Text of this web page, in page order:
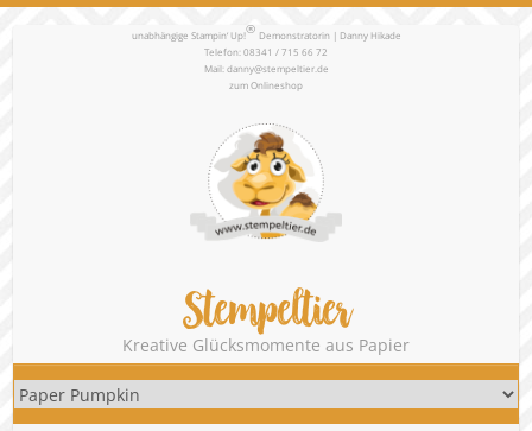
unabhängige Stampin‘ Up!® Demonstratorin | Danny Hikade
Telefon: 08341 / 715 66 72
Mail:danny@stempeltier.de
zumOnlineshop
Stempeltier
Kreative Glücksmomente aus Papier